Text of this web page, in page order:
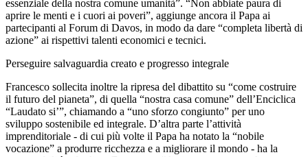
essenziale della nostra comune umanità”. “Non abbiate paura di
aprire le menti e i cuori ai poveri”, aggiunge ancora il Papa ai
partecipanti al Forum di Davos, in modo da dare “completa libertà di
azione” ai rispettivi talenti economici e tecnici.
Perseguire salvaguardia creato e progresso integrale
Francesco sollecita inoltre la ripresa del dibattito su “come costruire
il futuro del pianeta”, di quella “nostra casa comune” dell’Enciclica
“Laudato si’”, chiamando a “uno sforzo congiunto” per uno
sviluppo sostenibile ed integrale. D’altra parte l’attività
imprenditoriale - di cui più volte il Papa ha notato la “nobile
vocazione” a produrre ricchezza e a migliorare il mondo - ha la